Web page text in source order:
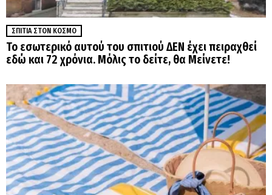
ΣΠΊΤΙΑ ΣΤΟΝ ΚΌΣΜΟ
Το εσωτερικό αυτού του σπιτιού ΔΕΝ έχει πειραχθεί
εδώ και 72 χρόνια. Μόλις το δείτε, θα Μείνετε!